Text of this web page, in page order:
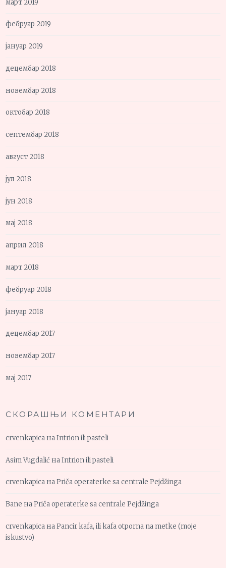
март 2019
фебруар 2019
јануар 2019
децембар 2018
новембар 2018
октобар 2018
септембар 2018
август 2018
јул 2018
јун 2018
мај 2018
април 2018
март 2018
фебруар 2018
јануар 2018
децембар 2017
новембар 2017
мај 2017
СКОРАШЊИ КОМЕНТАРИ
crvenkapica наIntrion ili pasteli
Asim Vugdalić наIntrion ili pasteli
crvenkapica наPriča operaterke sa centrale Pejdžinga
Bane наPriča operaterke sa centrale Pejdžinga
crvenkapica наPancir kafa, ili kafa otporna na metke (moje
iskustvo)